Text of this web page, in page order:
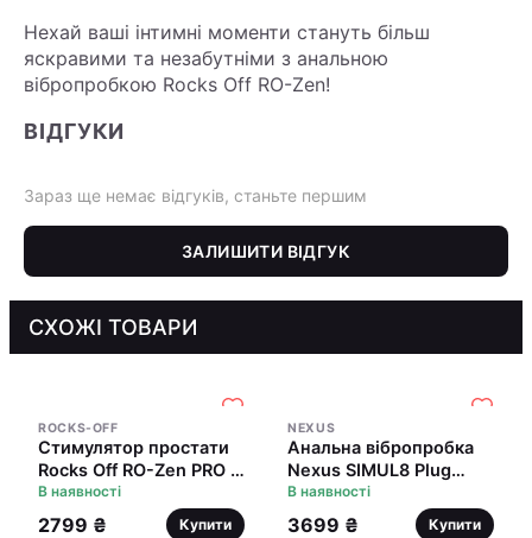
Нехай ваші інтимні моменти стануть більш
яскравими та незабутніми з анальною
вібропробкою Rocks Off RO-Zen!
ВІДГУКИ
Зараз ще немає відгуків, станьте першим
ЗАЛИШИТИ ВІДГУК
СХОЖІ ТОВАРИ
ROCKS-OFF
Стимулятор простати
Rocks Off RO-Zen PRO з
ерекційним кільцем
В наявності
2799 ₴ Купити
NEXUS
Анальна вібропробка
Nexus SIMUL8 Plug
Edition з ерекційним
кільцем
В наявності
3699 ₴ Купити